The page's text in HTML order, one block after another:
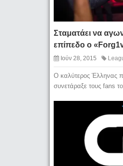
Σταματάει να
επίπεδο ο
Ιούν 28, 2015
Ο καλύτερος Έλληνας
συνετάραξε τους fans